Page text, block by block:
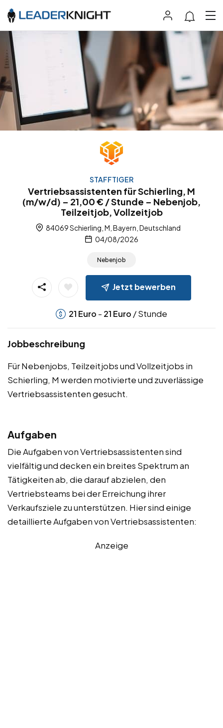
STAFFTIGER
Vertriebsassistenten für Schierling, M
(m/w/d) – 21,00 € / Stunde – Nebenjob,
Teilzeitjob, Vollzeitjob
84069 Schierling, M, Bayern, Deutschland
04/08/2026
Nebenjob
Jetzt bewerben
21 Euro - 21 Euro / Stunde
Jobbeschreibung
Für Nebenjobs, Teilzeitjobs und Vollzeitjobs in
Schierling, M werden motivierte und zuverlässige
Vertriebsassistenten gesucht.
Aufgaben
Die Aufgaben von Vertriebsassistenten sind
vielfältig und decken ein breites Spektrum an
Tätigkeiten ab, die darauf abzielen, den
Vertriebsteams bei der Erreichung ihrer
Verkaufsziele zu unterstützen. Hier sind einige
detaillierte Aufgaben von Vertriebsassistenten:
Anzeige